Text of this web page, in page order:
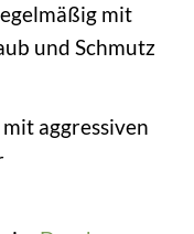
mit
und Schmutz
aggressiven